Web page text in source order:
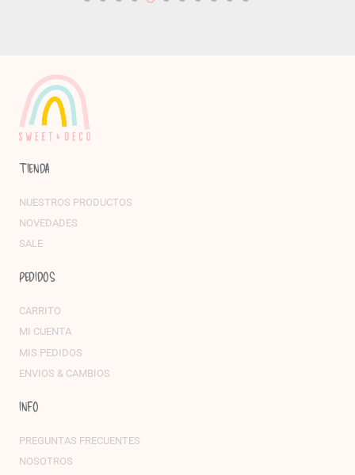
TIENDA
NUESTROS PRODUCTOS
NOVEDADES
SALE
PEDIDOS
CARRITO
MI CUENTA
MIS PEDIDOS
ENVIOS & CAMBIOS
INFO
PREGUNTAS FRECUENTES
NOSOTROS